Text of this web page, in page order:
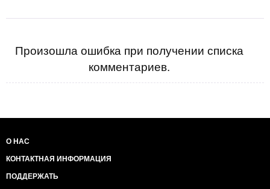
Произошла ошибка при получении списка
комментариев.
О НАС
КОНТАКТНАЯ ИНФОРМАЦИЯ
ПОДДЕРЖАТЬ